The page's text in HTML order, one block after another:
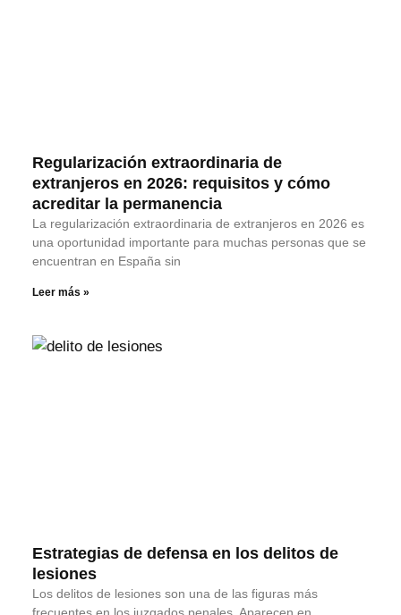
Regularización extraordinaria de
extranjeros en 2026: requisitos y cómo
acreditar la permanencia
La regularización extraordinaria de extranjeros en 2026 es
una oportunidad importante para muchas personas que se
encuentran en España sin
Leer más »
Estrategias de defensa en los delitos de
lesiones
Los delitos de lesiones son una de las figuras más
frecuentes en los juzgados penales. Aparecen en